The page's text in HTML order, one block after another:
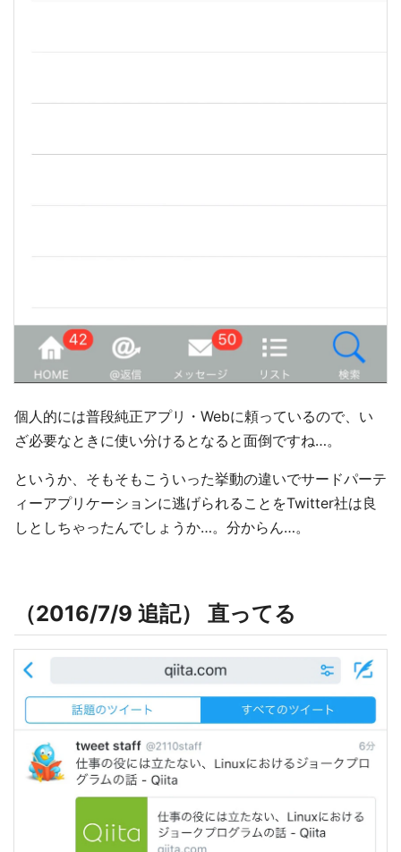
個人的には普段純正アプリ・Webに頼っているので、い
ざ必要なときに使い分けるとなると面倒ですね…。
というか、そもそもこういった挙動の違いでサードパーテ
ィーアプリケーションに逃げられることをTwitter社は良
しとしちゃったんでしょうか…。分からん…。
（2016/7/9 追記） 直ってる